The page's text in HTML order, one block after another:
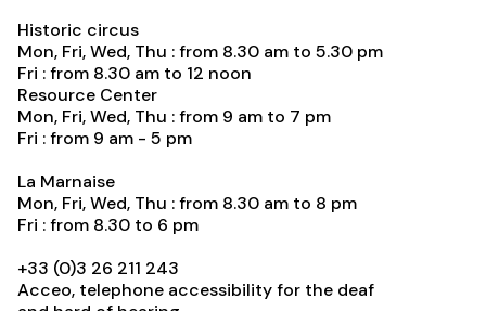
Historic circus
Mon, Fri, Wed, Thu : from 8.30 am to 5.30 pm
Fri : from 8.30 am to 12 noon
Resource Center
Mon, Fri, Wed, Thu : from 9 am to 7 pm
Fri : from 9 am - 5 pm
La Marnaise
Mon, Fri, Wed, Thu : from 8.30 am to 8 pm
Fri : from 8.30 to 6 pm
+33 (0)3 26 211 243
Acceo, telephone accessibility for the deaf